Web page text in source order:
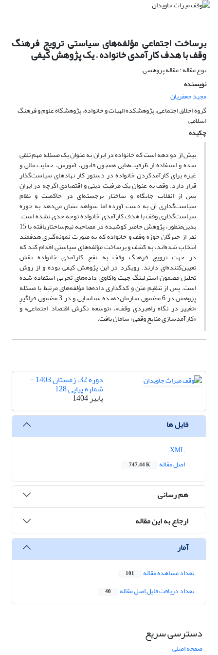
برساخت اجتماعی مؤلفه‌های سیاستی ترویج فرهنگ
وقف با هدف کارآمدی خانواده – یک پژوهش کیفی
نوع مقاله : مقاله پژوهشی
نویسنده
مجید جعفریان
گروه اخلاق اجتماعی، پژوهشکده الهیات و خانواده، پژوهشگاه علوم و فرهنگ
اسلامی
چکیده
بیش از دو دهه است که خانواده در ایران به عنوان یک مسئله مهم تلقی
شده و استفاده از ظرفیت‌هایی همچون قانون، آموزش، حمایت مالی و
غیره برای کارآمدکردن خانواده در دستور کار نهادهای سیاست‌گذار
قرار دارد. وقف به عنوان یک ظرفیت دینی و اقتصادی اگرچه در ایرانِ
پس از انقلاب جایگاه و ساختار برجسته‌ای در حاکمیت و نظام
سیاست‌گذاری آن به دست آورده اما شواهد نشان می‌دهد به حوزه
سیاست‌گذاری وقف با هدف کارآمدی خانواده توجه جدی نشده است.
بدین‌منظور، پژوهش حاضر کوشیده در مصاحبه‌ نیم‌ساختاریافته با 15
نفر از خبرگان حوزه وقف و خانواده که به صورت نمونه‌گیری هدفمند
انتخاب شده‌اند، به کشف و برساخت مؤلفه‌های سیاستی اقدام کند که
در جهت ترویج فرهنگ وقف به نفع کارآمدی خانواده نقش
تعیین‌کننده‌ای دارند. رویکرد در این پژوهش کیفی بوده و از روش
تحلیل مضمون استرلینگ جهت واکاوی داده‌های تجربی استفاده شده
است. پس از تنظیم متن و کدگذاری داده‌ها مؤلفه‌های مرتبط با مسئله
پژوهش در 6 مضمون سازمان‌دهنده شناسایی و در 3 مضمون فراگیرِ
«تغییر در نگاه راهبردی وقف»، «توسعه نگرش اقتصاد اجتماعی» و
«کارآمدسازی منابع وقفی» سامان یافت.
دوره 32، زمستان 1403 -
شماره پیاپی 128
پاییز 1404
فایل ها
اصل مقاله
747.44 K
هم رسانی
ارجاع به این مقاله
آمار
تعداد مشاهده مقاله 101
تعداد دریافت فایل اصل مقاله 40
دسترسی سریع
صفحه اصلی